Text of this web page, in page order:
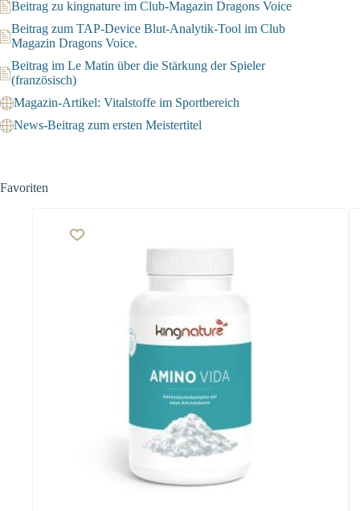
Beitrag zu kingnature im Club-Magazin Dragons Voice
Beitrag zum TAP-Device Blut-Analytik-Tool im Club
Magazin Dragons Voice.
Beitrag im Le Matin über die Stärkung der Spieler
(französisch)
Magazin-Artikel: Vitalstoffe im Sportbereich
News-Beitrag zum ersten Meistertitel
Favoriten